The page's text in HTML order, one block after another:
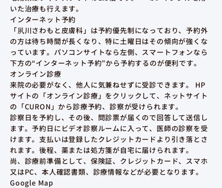
いた治療も行えます。
インターネット予約
「夙川さわもと皮膚科」は予約優先制になっており、予約外
の方は待ち時間が長くなり、特に土曜日はその傾向が強くな
っています。パソコンサイトなら左側、スマートフォンなら
下方の“インターネット予約”から予約するのが便利です。
オンライン診療
来院の必要がなく、他人に気兼ねせずに受診できます。 HP
サイトの「オンライン診療」をクリックして、ネットサイト
の「CURON」から診療予約、診察が受けられます。
診察日を予約し、その後、問診票が届くので回答して送信し
ます。予約日にビデオ診察ルームに入って、医師の診察を受
けます。支払いは登録したクレジットカードより引き落とさ
れます。後程、薬または処方箋が自宅に届けられます。
尚、診療前準備として、保険証、クレジットカード、スマホ
又はPC、本人確認書類、診療情報などが必要となります。
Google Map